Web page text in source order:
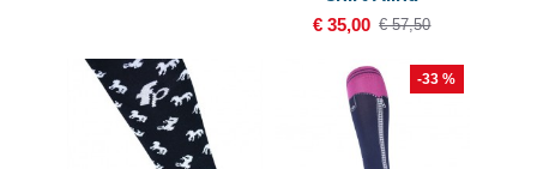
€ 35,00 € 57,50
-33 %